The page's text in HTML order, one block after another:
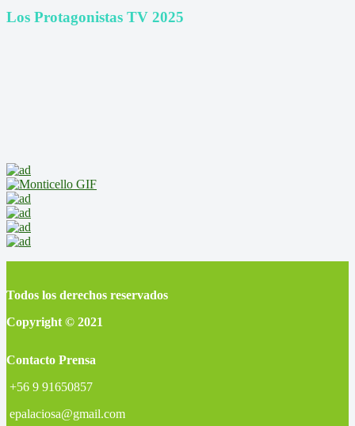
Los Protagonistas TV 2025
Todos los derechos reservados
Copyright © 2021
Contacto Prensa
+56 9 91650857
epalaciosa@gmail.com